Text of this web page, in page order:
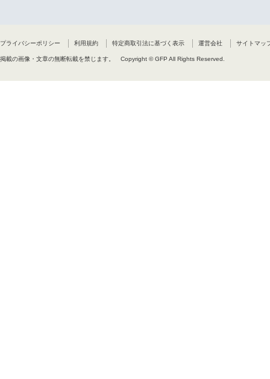
プライバシーポリシー 利用規約 特定商取引法に基づく表示 運営会社 サイトマッ
掲載の画像・文章の無断転載を禁じます。 Copyright © GFP All Rights Reserved.